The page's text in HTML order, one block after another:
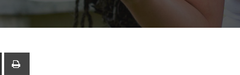
Share